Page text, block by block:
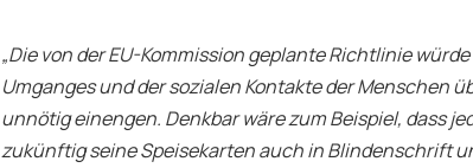
„Die von der EU-Kommission geplante Richtlinie
Umganges und der sozialen Kontakte der Menschen
unnötig einengen. Denkbar wäre zum Beispiel, dass
zukünftig seine Speisekarten auch in Blindenschrift